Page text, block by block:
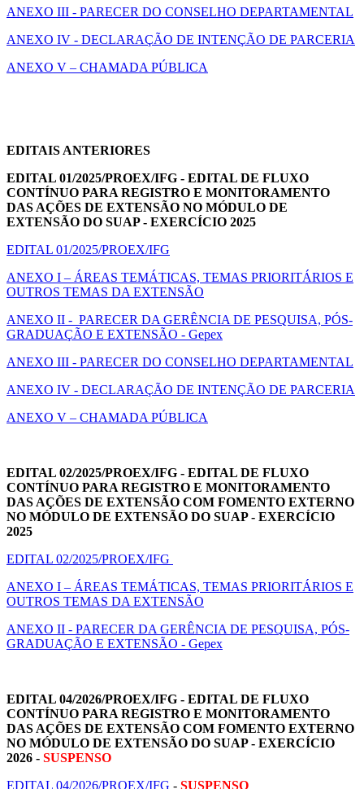
ANEXO III - PARECER DO CONSELHO DEPARTAMENTAL
ANEXO IV - DECLARAÇÃO DE INTENÇÃO DE PARCERIA
ANEXO V – CHAMADA PÚBLICA
EDITAIS ANTERIORES
EDITAL 01/2025/PROEX/IFG - EDITAL DE FLUXO
CONTÍNUO PARA REGISTRO E MONITORAMENTO
DAS AÇÕES DE EXTENSÃO NO MÓDULO DE
EXTENSÃO DO SUAP - EXERCÍCIO 2025
EDITAL 01/2025/PROEX/IFG
ANEXO I – ÁREAS TEMÁTICAS, TEMAS PRIORITÁRIOS E
OUTROS TEMAS DA EXTENSÃO
ANEXO II - PARECER DA GERÊNCIA DE PESQUISA, PÓS-
GRADUAÇÃO E EXTENSÃO - Gepex
ANEXO III - PARECER DO CONSELHO DEPARTAMENTAL
ANEXO IV - DECLARAÇÃO DE INTENÇÃO DE PARCERIA
ANEXO V – CHAMADA PÚBLICA
EDITAL 02/2025/PROEX/IFG - EDITAL DE FLUXO
CONTÍNUO PARA REGISTRO E MONITORAMENTO
DAS AÇÕES DE EXTENSÃO COM FOMENTO EXTERNO
NO MÓDULO DE EXTENSÃO DO SUAP - EXERCÍCIO
2025
EDITAL 02/2025/PROEX/IFG
ANEXO I – ÁREAS TEMÁTICAS, TEMAS PRIORITÁRIOS E
OUTROS TEMAS DA EXTENSÃO
ANEXO II - PARECER DA GERÊNCIA DE PESQUISA, PÓS-
GRADUAÇÃO E EXTENSÃO - Gepex
EDITAL 04/2026/PROEX/IFG - EDITAL DE FLUXO
CONTÍNUO PARA REGISTRO E MONITORAMENTO
DAS AÇÕES DE EXTENSÃO COM FOMENTO EXTERNO
NO MÓDULO DE EXTENSÃO DO SUAP - EXERCÍCIO
2026 - SUSPENSO
EDITAL 04/2026/PROEX/IFG - SUSPENSO